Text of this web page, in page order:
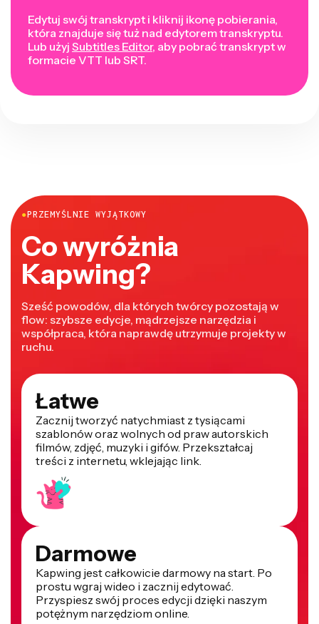
Edytuj swój transkrypt i kliknij ikonę pobierania,
która znajduje się tuż nad edytorem transkryptu.
Lub użyj Subtitles Editor, aby pobrać transkrypt w
formacie VTT lub SRT.
●PRZEMYŚLNIE WYJĄTKOWY
Co wyróżnia
Kapwing?
Sześć powodów, dla których twórcy pozostają w
flow: szybsze edycje, mądrzejsze narzędzia i
współpraca, która naprawdę utrzymuje projekty w
ruchu.
Łatwe
Zacznij tworzyć natychmiast z tysiącami
szablonów oraz wolnych od praw autorskich
filmów, zdjęć, muzyki i gifów. Przekształcaj
treści z internetu, wklejając link.
Darmowe
Kapwing jest całkowicie darmowy na start. Po
prostu wgraj wideo i zacznij edytować.
Przyspiesz swój proces edycji dzięki naszym
potężnym narzędziom online.